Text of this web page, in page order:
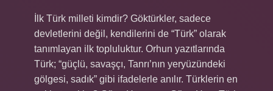
İlk Türk milleti kimdir? Göktürkler, sadece
devletlerini değil, kendilerini de “Türk” olarak
tanımlayan ilk topluluktur. Orhun yazıtlarında
Türk; “güçlü, savaşçı, Tanrı’nın yeryüzündeki
gölgesi, sadık” gibi ifadelerle anılır. Türklerin en